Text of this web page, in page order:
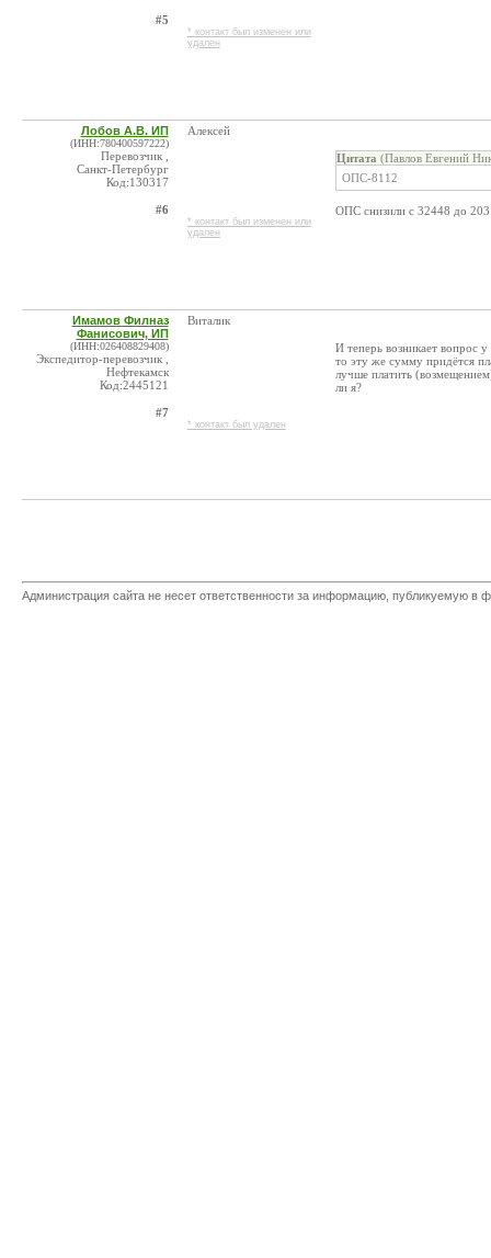
#5
* контакт был изменен или
удален
Лобов А.В. ИП
(ИНН:780400597222)
Перевозчик ,
Санкт-Петербург
Код:130317
#6
Алексей
* контакт был изменен или
удален
Цитата (Павлов Евгений
ОПС-8112
ОПС снизили с 32448 до
Имамов Филназ
Фанисович, ИП
(ИНН:026408829408)
Экспедитор-перевозчик ,
Нефтекамск
Код:2445121
#7
Виталик
* контакт был удален
И теперь возникает вопрос
то эту же сумму придётся
лучше платить
ли я?
Администрация сайта не несет ответственности за информацию, публикуемую